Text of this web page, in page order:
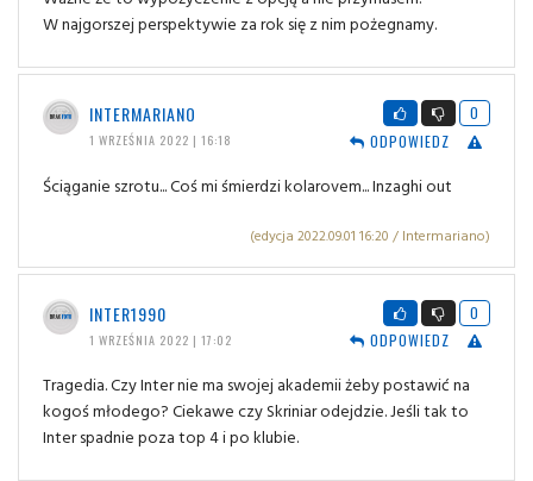
W najgorszej perspektywie za rok się z nim pożegnamy.
INTERMARIANO
1 WRZEŚNIA 2022 | 16:18
0
ODPOWIEDZ
Ściąganie szrotu... Coś mi śmierdzi kolarovem... Inzaghi out
(edycja 2022.09.01 16:20 / Intermariano)
INTER1990
1 WRZEŚNIA 2022 | 17:02
0
ODPOWIEDZ
Tragedia. Czy Inter nie ma swojej akademii żeby postawić na
kogoś młodego? Ciekawe czy Skriniar odejdzie. Jeśli tak to
Inter spadnie poza top 4 i po klubie.